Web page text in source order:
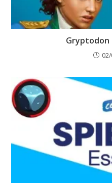
Gryptodon